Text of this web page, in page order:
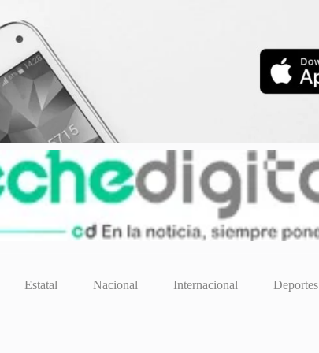
Estatal Nacional Internacional Deportes